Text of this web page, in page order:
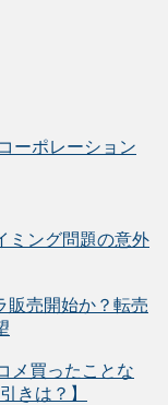
ーポレーション
ミング問題の意外
販売開始か？転売
メ買ったことな
きは？】